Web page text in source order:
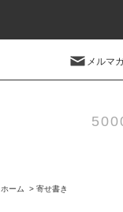
メルマ
ホーム > 寄せ書き